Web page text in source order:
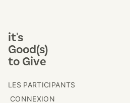
it's
Good(s)
to Give
LES PARTICIPANTS
CONNEXION